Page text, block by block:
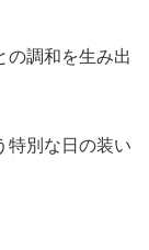
の調和を生み出
特別な日の装い